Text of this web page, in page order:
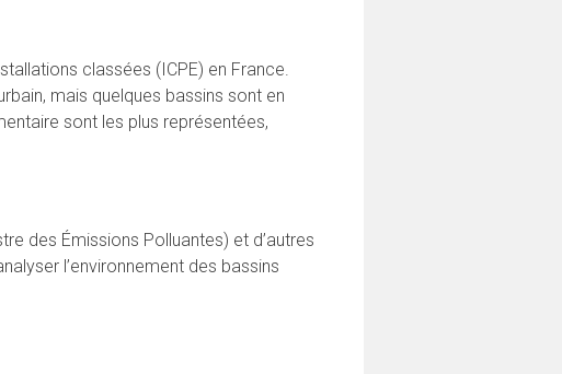
classées (ICPE) en France.
mais quelques bassins sont en
sont les plus représentées,
des Émissions Polluantes) et d’autres
l’environnement des bassins